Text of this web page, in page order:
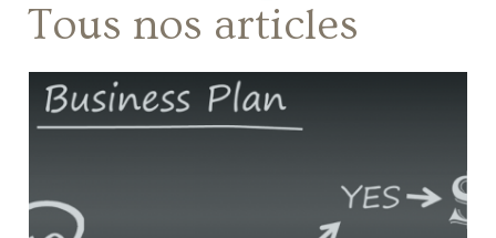
Tous nos articles